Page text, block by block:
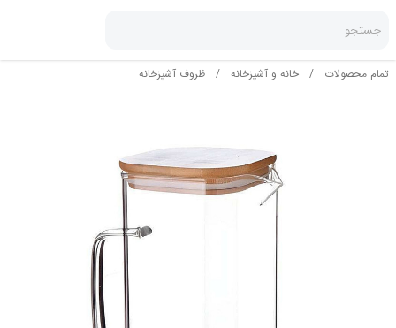
جستجو
تمام محصولات / خانه و آشپزخانه / ظروف آشپزخانه